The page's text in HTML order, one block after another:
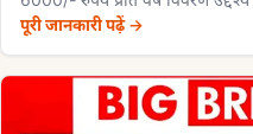
पूरी जानकारी पढ़ें →